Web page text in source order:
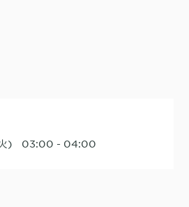
ントで即時解決。問い合わせ電話の対応
火) 03:00 - 04:00